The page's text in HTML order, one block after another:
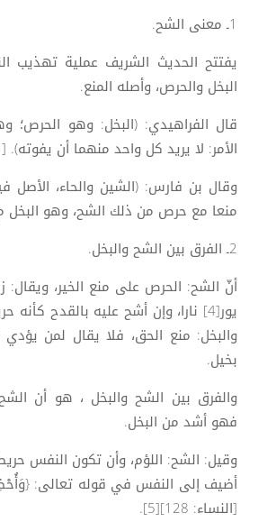
1ـ معنى الشح.
يفتتح الحديث الشريف عملية تهذيب
البخل والحرص، وأصله المنع.
قال الفراهيدي: (البخل: وهو الحرص؛
الأمر: لا يريد كل واحد منهما أن يفوته). [1]
وقال بن فارس: (الشين والحاء، الأصل
منعا مع حرص من ذلك الشح، وهو البخل
2ـ الفرق بين الشح والبخل.
يور[4] نارا، وإن أشح عليه بالقدح
والبخل: منع الحق، فلا يقال لمن
بخيل.
والفرق بين الشح والبخل ، هو أن
فهو أشد من البخل.
وقيل: الشح: اللؤم، وأن تكون النفس
أضيف إلى النفس في قوله تعالى:
[النساء: 128][5].